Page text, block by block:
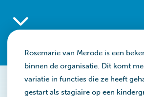
Rosemarie van Merode is een
binnen de organisatie. Dit komt
variatie in functies die ze heeft
gestart als stagiaire op een